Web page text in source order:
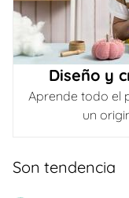
Diseño y
Aprende todo el
un
Son tendencia